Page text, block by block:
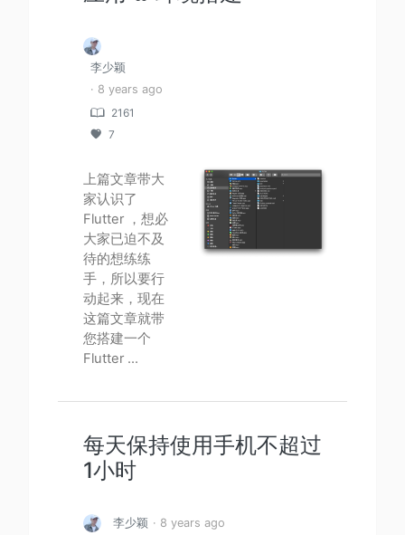
李少颖
· 8 years ago
2161
7
上篇文章带大
家认识了
Flutter ，想必
大家已迫不及
待的想练练
手，所以要行
动起来，现在
这篇文章就带
您搭建一个
Flutter ...
每天保持使用手机不超过
1小时
李少颖 · 8 years ago